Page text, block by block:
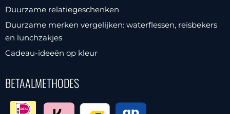
Duurzame relatiegeschenken
Duurzame merken vergelijken: waterflessen, reisbekers
en lunchzakjes
Cadeau-ideeën op kleur
BETAALMETHODES